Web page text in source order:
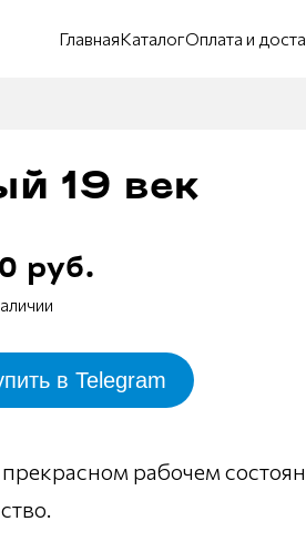
ГлавнаяКаталогОплата и
19 век
руб.
в Telegram
рабочем